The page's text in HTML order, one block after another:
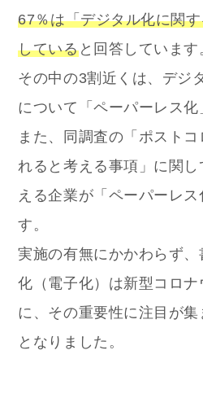
67％は「デジタル化に関
していると回答しています
その中の3割近くは、デジ
について「ペーパーレス化
また、同調査の「ポスト
れると考える事項」に関
える企業が「ペーパーレ
す。
実施の有無にかかわらず
化（電子化）は新型コロ
に、その重要性に注目が
となりました。